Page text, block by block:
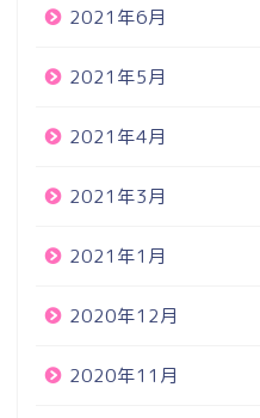
2021年6月
2021年5月
2021年4月
2021年3月
2021年1月
2020年12月
2020年11月